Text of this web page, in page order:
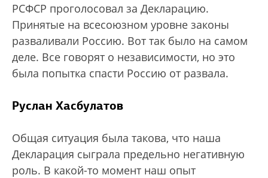
РСФСР проголосовал за Декларацию.
Принятые на всесоюзном уровне законы
разваливали Россию. Вот так было на самом
деле. Все говорят о независимости, но это
была попытка спасти Россию от развала.
Руслан Хасбулатов
Общая ситуация была такова, что наша
Декларация сыграла предельно негативную
роль. В какой-то момент наш опыт